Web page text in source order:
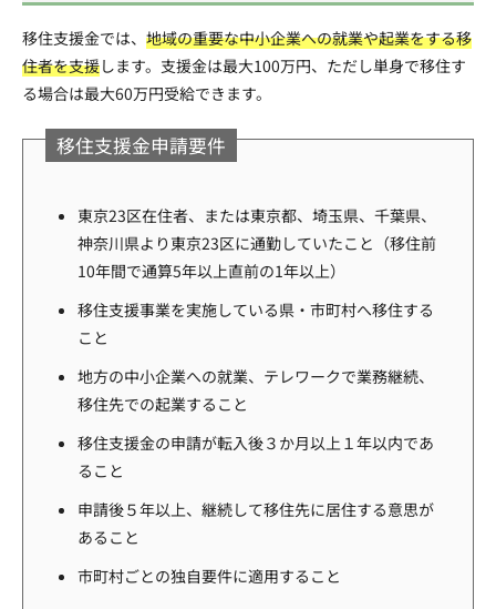
移住支援金では、 地域の重要な中小企業への就業や起業をする移
住者を支援します。支援金は最大100万円、ただし単身で移住す
る場合は最大60万円受給できます。
移住支援金申請要件
東京23区在住者、または東京都、埼玉県、千葉県、
神奈川県より東京23区に通勤していたこと（移住前
10年間で通算5年以上直前の1年以上）
移住支援事業を実施している県・市町村へ移住する
こと
地方の中小企業への就業、テレワークで業務継続、
移住先での起業すること
移住支援金の申請が転入後３か月以上１年以内であ
ること
申請後５年以上、継続して移住先に居住する意思が
あること
市町村ごとの独自要件に適用すること